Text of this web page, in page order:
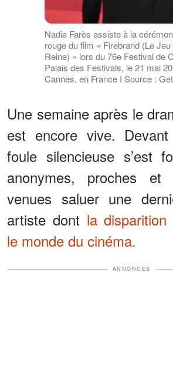
Nadia Farès assiste à la
rouge du film « Firebrand (Le
Reine) » lors du 76e Festival de
Palais des Festivals, le 21 mai
Cannes, en France I Source :
Une semaine après le
est encore vive. Devant
foule silencieuse s’est
anonymes, proches et
venues saluer une
artiste dont la
le monde du cinéma.
ANNONCES